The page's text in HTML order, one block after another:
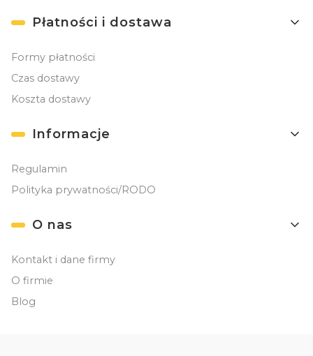
Płatności i dostawa
Formy płatności
Czas dostawy
Koszta dostawy
Informacje
Regulamin
Polityka prywatności/RODO
O nas
Kontakt i dane firmy
O firmie
Blog